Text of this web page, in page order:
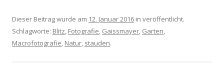
Dieser Beitrag wurde am 12. Januar 2016 in veröffentlicht.
Schlagworte: Blitz, Fotografie, Gaissmayer, Garten,
Macrofotografie, Natur, stauden.